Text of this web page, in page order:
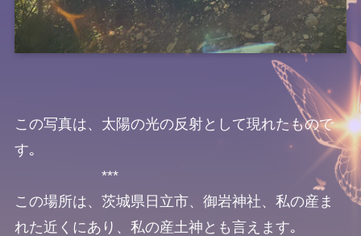
この写真は、太陽の光の反射として現れたもので
す｡
***
この場所は、茨城県日立市、御岩神社、私の産ま
れた近くにあり、私の産土神とも言えます｡